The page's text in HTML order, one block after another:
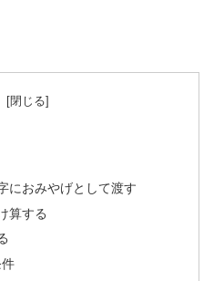
におみやげとして渡す
算する